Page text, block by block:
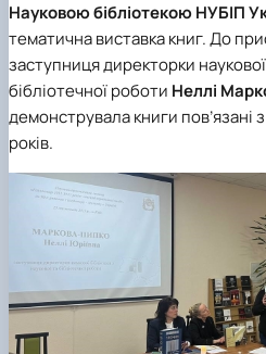
Науковою бібліотекоюНУБІП
тематична виставка книг. До
заступниця директорки
бібліотечної роботи Неллі
демонструвала книги пов’язані
років.